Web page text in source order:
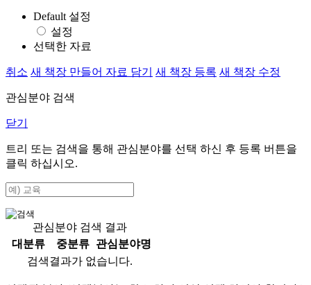
Default 설정
설정
선택한 자료
취소 새 책장 만들어 자료 담기 새 책장 등록 새 책장 수정
관심분야 검색
닫기
트리 또는 검색을 통해 관심분야를 선택 하신 후 등록 버튼을
클릭 하십시오.
관심분야 검색 결과
대분류
중분류
관심분야명
검색결과가 없습니다.